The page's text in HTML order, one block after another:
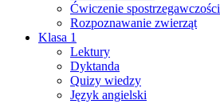
Ćwiczenie spostrzegawczości
Rozpoznawanie zwierząt
Klasa 1
Lektury
Dyktanda
Quizy wiedzy
Język angielski